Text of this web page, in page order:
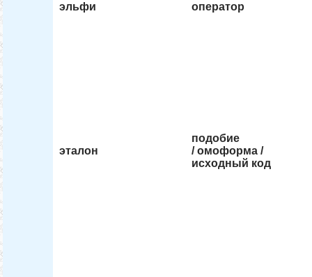
эльфи оператор
эталон
подобие
/ омоформа /
исходный код